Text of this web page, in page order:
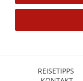
REISETIPPS